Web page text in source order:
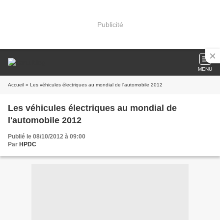
Publicité
MENU
Accueil » Les véhicules électriques au mondial de l'automobile 2012
Les véhicules électriques au mondial de
l'automobile 2012
Publié le 08/10/2012 à 09:00
Par HPDC